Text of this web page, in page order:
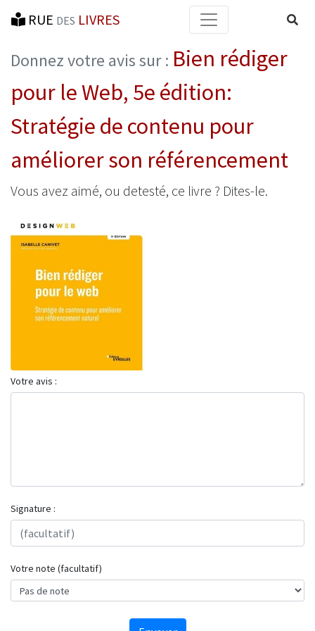
RUE DES LIVRES
Donnez votre avis sur : Bien rédiger
pour le Web, 5e édition:
Stratégie de contenu pour
améliorer son référencement
Vous avez aimé, ou detesté, ce livre ? Dites-le.
Votre avis :
Signature :
Votre note (facultatif)